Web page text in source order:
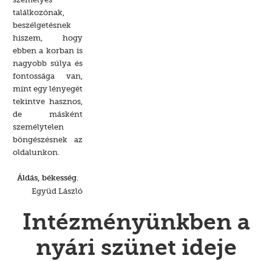
találkozónak,
beszélgetésnek
hiszem, hogy
ebben a korban is
nagyobb súlya és
fontossága van,
mint egy lényegét
tekintve hasznos,
de másként
személytelen
böngészésnek az
oldalunkon.
Áldás, békesség.
Együd László
Intézményünkben a
nyári szünet ideje